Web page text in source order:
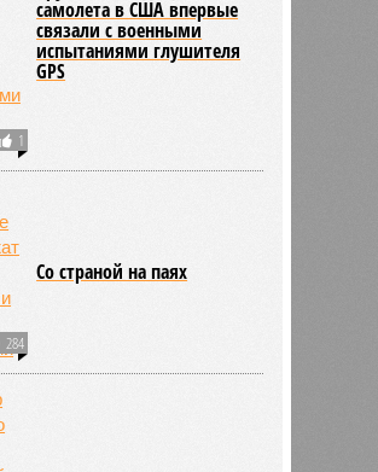
1
самолета в США впервые
связали с военными
испытаниями глушителя
GPS
284
Со страной на паях